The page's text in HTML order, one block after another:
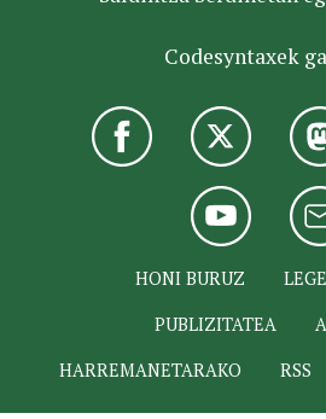
Codesyntaxek
HONI BURUZ
PUBLIZITATEA
HARREMANETARAKO
RSS